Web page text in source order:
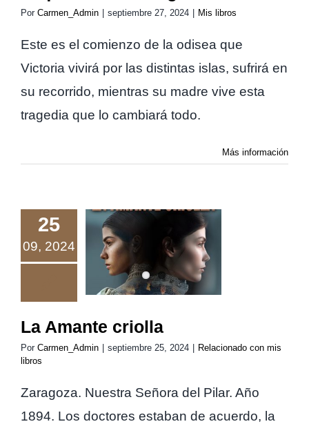
Por Carmen_Admin septiembre 27, 2024 Mis libros
Este es el comienzo de la odisea que
Victoria vivirá por las distintas islas, sufrirá en
su recorrido, mientras su madre vive esta
tragedia que lo cambiará todo.
Más información
25
09, 2024
La Amante
criolla
La Amante criolla
Por Carmen_Admin septiembre 25, 2024
Relacionado con mis
libros
Zaragoza. Nuestra Señora del Pilar. Año
1894. Los doctores estaban de acuerdo, la